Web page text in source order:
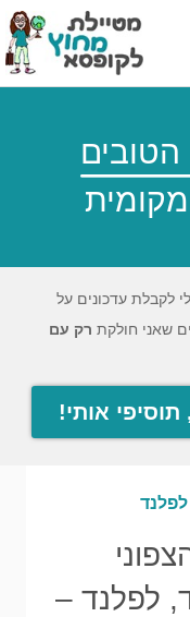
מקומית
לקבלת עדכונים על
שאני חולקת רק עם
תוסיפי אותי!
לפלנד
לפלנד –